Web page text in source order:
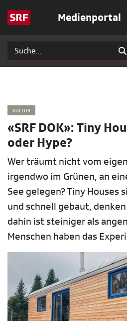
Medienportal
KULTUR
«SRF DOK»: Tiny
oder Hype?
Wer träumt nicht vom
irgendwo im Grünen, an
See gelegen? Tiny Houses
und schnell gebaut,
dahin ist steiniger als
Menschen haben das